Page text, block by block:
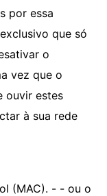
por essa
que só
o
vez que o
ouvir estes
à sua rede
(MAC). - - ou o